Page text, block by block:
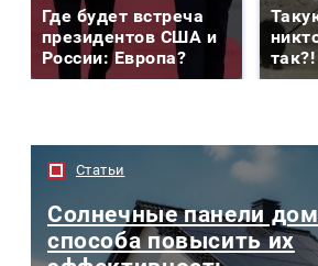
Где будет встреча
президентов США и
России: Европа?
так?!
Статьи
Солнечные панели
способа повысить их